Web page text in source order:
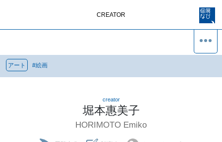
CREATOR
アート #絵画
creator
堀本惠美子
HORIMOTO Emiko